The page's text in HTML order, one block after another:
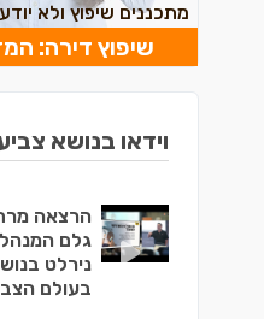
מתכננים שיפוץ ולא
שיפוץ דירה:
וידאו בנושא
הרצאה
גלם
נירלט
בעולם